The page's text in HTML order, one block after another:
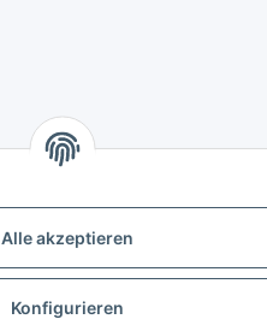
Alle akzeptieren
Konfigurieren